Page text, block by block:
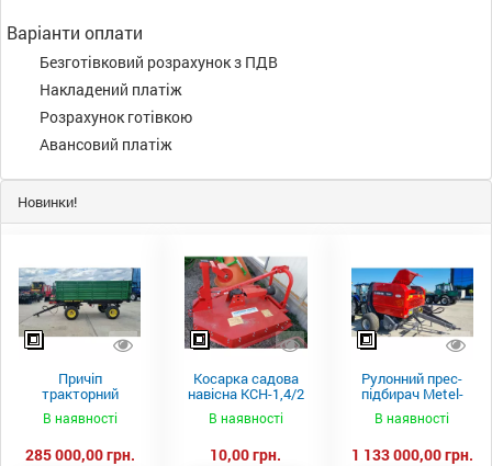
Варіанти оплати
Безготівковий розрахунок з ПДВ
Накладений платіж
Розрахунок готівкою
Авансовий платіж
Новинки!
Причіп
тракторний
самоскидний
Spike 2 ПТС-4
В наявності
285 000,00 грн.
Косарка садова
навісна КСН-1,4/2
В наявності
10,00 грн.
Рулонний прес-
підбирач Metel-
Fach Z 587
В наявності
1 133 000,00 грн.